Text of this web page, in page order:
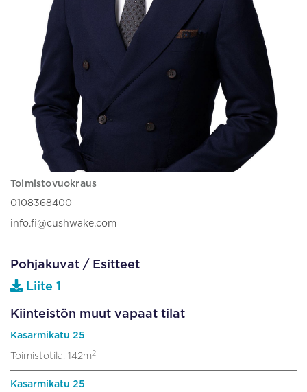
Toimistovuokraus
0108368400
info.fi@cushwake.com
Pohjakuvat / Esitteet
Liite 1
Kiinteistön muut vapaat tilat
Kasarmikatu 25
Toimistotila, 142m2
Kasarmikatu 25